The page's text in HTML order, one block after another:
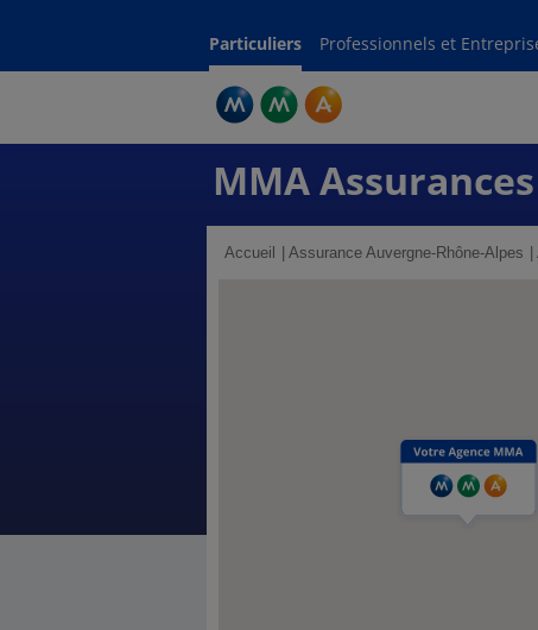
Particuliers Professionnels et
MMA Assurances
Accueil Assurance Auvergne-Rhône-Alpes